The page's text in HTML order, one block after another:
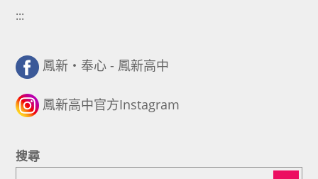
:::
鳳新・奉心 - 鳳新高中
鳳新高中官方Instagram
搜尋